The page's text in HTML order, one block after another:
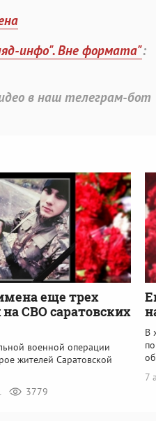
инфо". Вне формата":
в наш телеграм-бот
еще трех
СВО саратовских
военной операции
жителей Саратовской
3779
В
7